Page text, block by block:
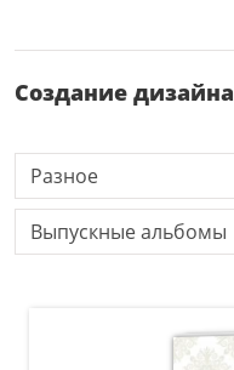
Создание
Разное
Выпускные альбомы